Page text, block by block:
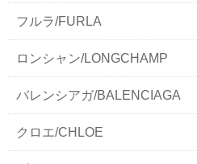
フルラ/FURLA
ロンシャン/LONGCHAMP
バレンシアガ/BALENCIAGA
クロエ/CHLOE